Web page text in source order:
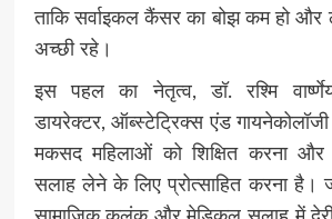
ताकि सर्वाइकल कैंसर का बोझ कम हो
अच्छी रहे।
इस पहल का नेतृत्व, डॉ. रश्मि
डायरेक्टर, ऑब्स्टेट्रिक्स एंड
मकसद महिलाओं को शिक्षित करना
सलाह लेने के लिए प्रोत्साहित करना है।